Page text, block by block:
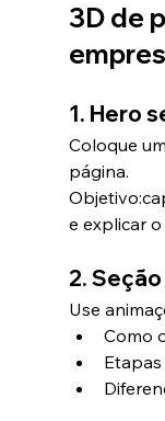
3D de
1. Hero
Coloque
página.
e explicar
2.
Use
Como